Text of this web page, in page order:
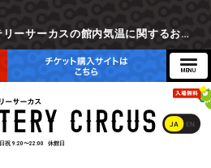
【重要】東京ミステリーサーカスの館内気温に関するお詫びとご参加辞退時の返金対応について
JA EN
祝 9:20〜22:00 休館日